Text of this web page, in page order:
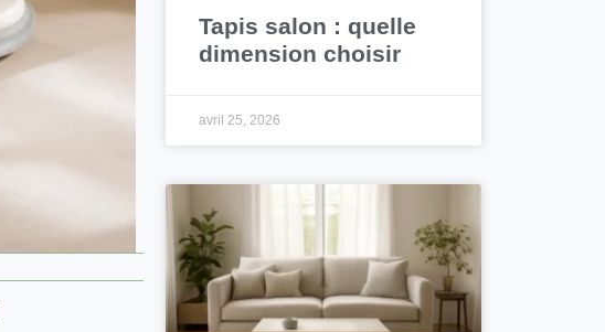
Tapis salon : quelle
dimension choisir
avril 25, 2026